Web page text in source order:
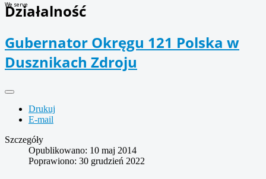
We serve
Działalność
Gubernator Okręgu 121 Polska w
Dusznikach Zdroju
Drukuj
E-mail
Szczegóły
Opublikowano: 10 maj 2014
Poprawiono: 30 grudzień 2022